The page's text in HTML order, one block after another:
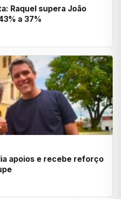
Raquel supera João
a 37%
apoios e recebe reforço